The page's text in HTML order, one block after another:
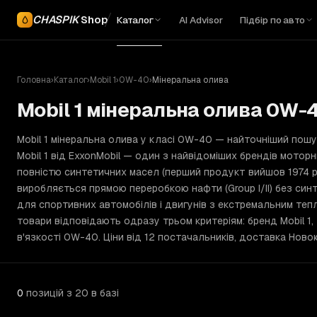
CHASPIKShop Каталог AI Advisor Підбір по авто
Головна›Каталог›Mobil 1›0W-40›Мінеральна олива
Mobil 1 мінеральна олива 0W-
Mobil 1 мінеральна олива у класі 0W-40 — найточніший
Mobil 1 від ExxonMobil — один з найвідоміших брендів
повністю синтетичних масел (перший продукт вийшов 1974
виробляється прямою переробкою нафти (Group I/II) без
для спортивних автомобілів і двигунів з екстремальним
товари відповідають одразу трьом критеріям: бренд Mobil
в'язкості 0W-40. Ціни від 12 постачальників, доставка
0 позицій з 20 в базі